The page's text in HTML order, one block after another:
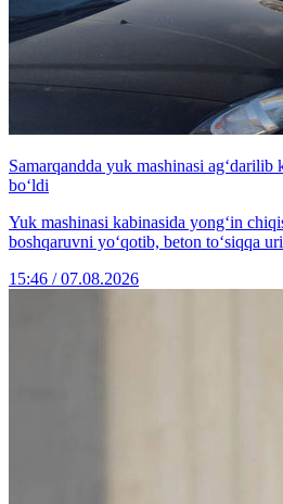
Samarqandda yuk mashinasi
bo‘ldi
Yuk mashinasi kabinasida yong‘in
boshqaruvni yo‘qotib, beton to‘siqqa
15:46 / 07.08.2026